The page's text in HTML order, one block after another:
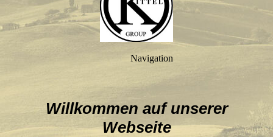
Navigation
Willkommen auf unserer
Webseite